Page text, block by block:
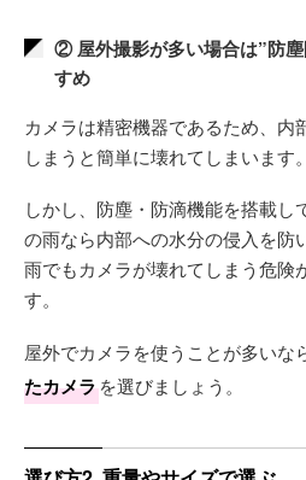
② 屋外撮影が多い場合は”防
すめ
カメラは精密機器であるため、内
しまうと簡単に壊れてしまいます。
しかし、防塵・防滴機能を搭載し
の雨なら内部への水分の侵入を防
雨でもカメラが壊れてしまう危険
す。
屋外でカメラを使うことが多いな
たカメラを選びましょう。